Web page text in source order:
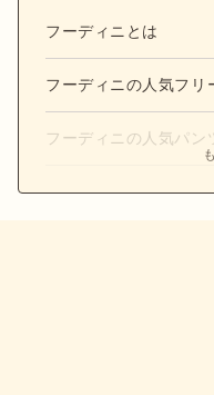
フーディニとは
フーディニの人気フリ
フーディニの人気パン